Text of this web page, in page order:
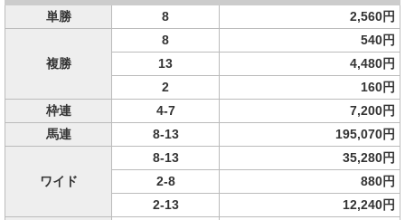
単勝 8 2,560円
複勝
8
540円
13
4,480円
2
160円
枠連
4-7
7,200円
馬連
8-13 195,070円
ワイド
8-13
35,280円
2-8
880円
2-13
12,240円